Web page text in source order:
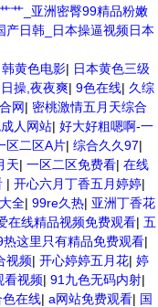
艹_亚洲密臀99精品粉嫩
产日韩_日本操逼视频日本
韩黄色电影| 日本黄色三级
日操,夜夜爽| 9色在线| 久综
网| 密桃激情五月天综合
人网站| 好大好粗嗯啊-一
区二区A片| 综合久久97|
天| 一区二区免费看| 在线
| 开心六月丁香五月婷婷|
全| 99re久热| 亚洲丁香花
在线精品视频免费观看| 五
热这里只有精品免费观看|
视频| 开心婷婷五月花| 婷
看视频| 91九色无码内射|
色在线| a网站免费观看| 国